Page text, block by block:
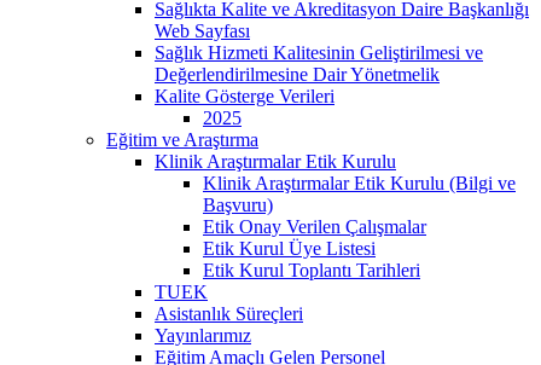
Sağlıkta Kalite ve Akreditasyon Daire Başkanlığı
Web Sayfası
Sağlık Hizmeti Kalitesinin Geliştirilmesi ve
Değerlendirilmesine Dair Yönetmelik
Kalite Gösterge Verileri
2025
Eğitim ve Araştırma
Klinik Araştırmalar Etik Kurulu
Klinik Araştırmalar Etik Kurulu (Bilgi ve
Başvuru)
Etik Onay Verilen Çalışmalar
Etik Kurul Üye Listesi
Etik Kurul Toplantı Tarihleri
TUEK
Asistanlık Süreçleri
Yayınlarımız
Eğitim Amaçlı Gelen Personel